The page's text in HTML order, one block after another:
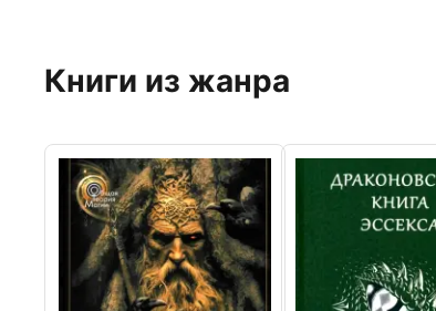
Книги из жанра